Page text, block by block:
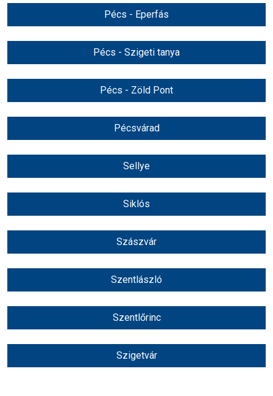
Pécs - Eperfás
Pécs - Szigeti tanya
Pécs - Zöld Pont
Pécsvárad
Sellye
Siklós
Szászvár
Szentlászló
Szentlőrinc
Szigetvár